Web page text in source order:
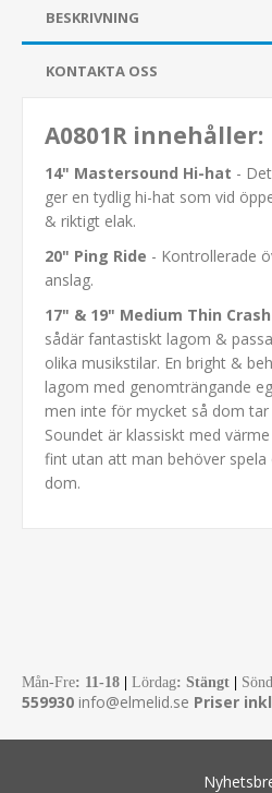
BESKRIVNING
KONTAKTA OSS
A0801R innehåller:
14" Mastersound Hi-hat -
ger en tydlig hi-hat som vid
& riktigt elak.
20" Ping Ride - Kontrollerade
anslag.
17" & 19" Medium Thin Crash
sådär fantastiskt lagom &
olika musikstilar. En bright &
lagom med genomträngande
men inte för mycket så dom tar
Soundet är klassiskt med
fint utan att man behöver
dom.
Mån-Fre: 11-18 Lördag: Stängt
559930 info@elmelid.se Priser